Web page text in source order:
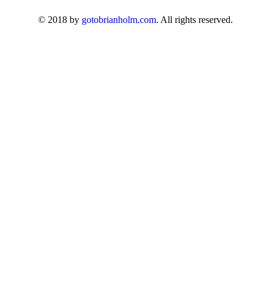
© 2018 by gotobrianholm.com. All rights reserved.